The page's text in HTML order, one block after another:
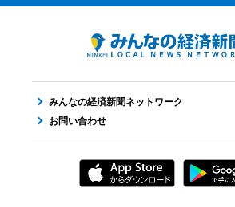
みんなの経済新聞ネットワーク
お問い合わせ